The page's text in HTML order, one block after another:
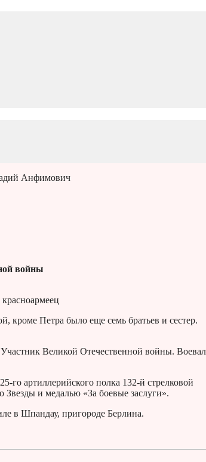
Анфимович
войны
кроме Петра было еще семь братьев и сестер.
Великой Отечественной войны.
го артиллерийского полка 132-й стрелковой
и медалью «За боевые заслуги».
в Шпандау, пригороде Берлина.